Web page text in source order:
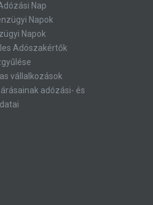
Nap
Napok
Napok
Adószakértők
vállalkozások
adózási- és